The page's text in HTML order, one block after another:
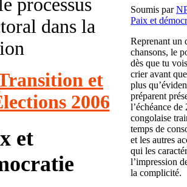
processus
dans la
et
2006
et
Soumis par
Paix et
Reprenant un
chansons, le
dès que tu
crier avant
plus
préparent
l’échéance
congolaise
temps de
et les autres
qui les
l’impression
la complicité.